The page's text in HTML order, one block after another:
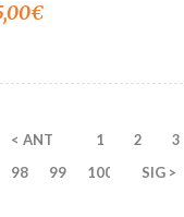
€
< ANT 1 2 3
98
99 100 SIG >